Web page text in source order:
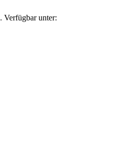
Verfügbar unter: